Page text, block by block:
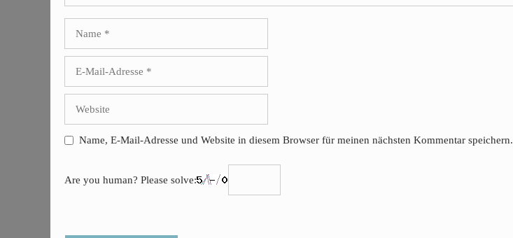
Adresse
Name, E-Mail-Adresse und Website in diesem Browser für meinen nächsten Kommentar speichern.
Are you human? Please solve: